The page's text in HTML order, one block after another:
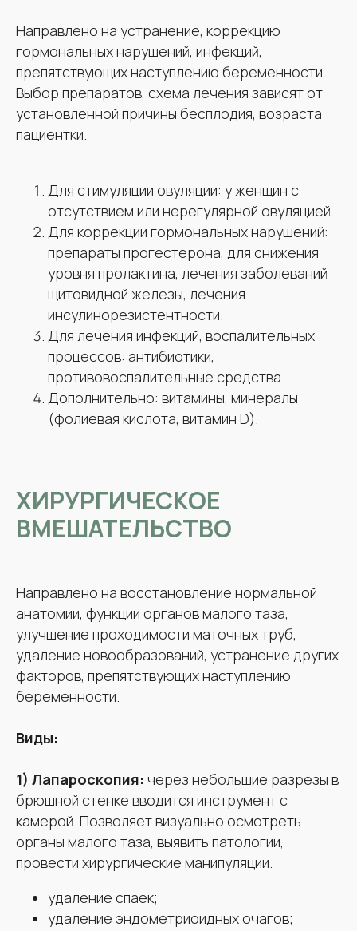
Направлено на устранение, коррекцию
гормональных нарушений, инфекций,
препятствующих наступлению беременности.
Выбор препаратов, схема лечения зависят от
установленной причины бесплодия, возраста
пациентки.
Для стимуляции овуляции: у женщин с
отсутствием или нерегулярной овуляцией.
Для коррекции гормональных нарушений:
препараты прогестерона, для снижения
уровня пролактина, лечения заболеваний
щитовидной железы, лечения
инсулинорезистентности.
Для лечения инфекций, воспалительных
процессов: антибиотики,
противовоспалительные средства.
Дополнительно: витамины, минералы
(фолиевая кислота, витамин D).
ХИРУРГИЧЕСКОЕ
ВМЕШАТЕЛЬСТВО
Направлено на восстановление нормальной
анатомии, функции органов малого таза,
улучшение проходимости маточных труб,
удаление новообразований, устранение других
факторов, препятствующих наступлению
беременности.
Виды:
1) Лапароскопия: через небольшие разрезы в
брюшной стенке вводится инструмент с
камерой. Позволяет визуально осмотреть
органы малого таза, выявить патологии,
провести хирургические манипуляции.
удаление спаек;
удаление эндометриоидных очагов;